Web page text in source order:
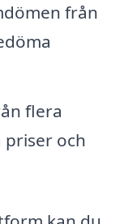
från
flera
och